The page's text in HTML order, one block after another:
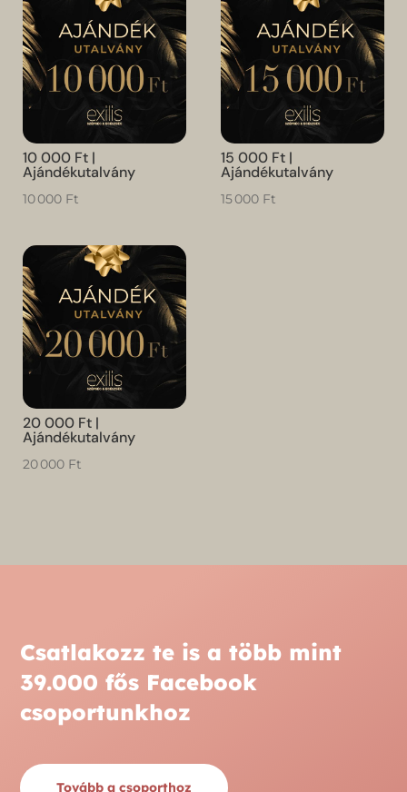
10 000 Ft |
Ajándékutalvány
10 000 Ft
15 000 Ft |
Ajándékutalvány
15 000 Ft
20 000 Ft |
Ajándékutalvány
20 000 Ft
Csatlakozz te is a több mint
39.000 fős Facebook
csoportunkhoz
Tovább a csoporthoz